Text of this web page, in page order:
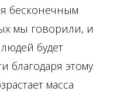
бесконечным
мы говорили, и
будет
благодаря этому
масса